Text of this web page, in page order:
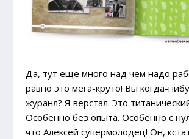
Да, тут еще много над чем надо
равно это мега-круто! Вы когда-
журанл? Я верстал. Это
Особенно без опыта. Особенно с
что Алексей супермолодец! Он,